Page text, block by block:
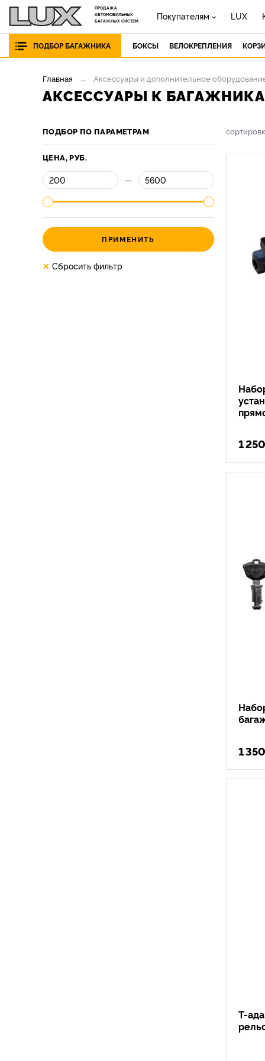
ПРОДАЖА
АВТОМОБИЛЬНЫХ
БАГАЖНЫХ СИСТЕМ
Покупателям LUX
ПОДБОР БАГАЖНИКА БОКСЫ ВЕЛОКРЕПЛЕНИЯ
Главная Аксессуары и дополнительное
АКСЕССУАРЫ К
ПОДБОР ПО ПАРАМЕТРАМ
ЦЕНА, РУБ.
—
ПРИМЕНИТЬ
× Сбросить фильтр
1
1
Т-